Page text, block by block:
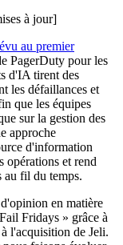
à jour]
au premier
PagerDuty pour les
d'IA tirent des
les défaillances et
que les équipes
sur la gestion des
approche
d'information
opérations et rend
au fil du temps.
en matière
Fridays » grâce à
l'acquisition de Jeli.